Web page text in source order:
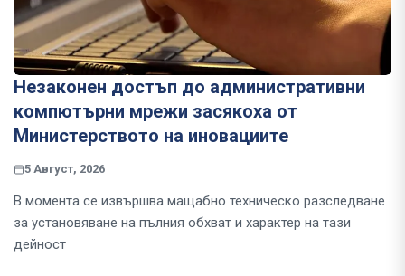
Незаконен достъп до административни
компютърни мрежи засякоха от
Министерството на иновациите
5 Август, 2026
В момента се извършва мащабно техническо разследване
за установяване на пълния обхват и характер на тази
дейност